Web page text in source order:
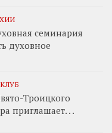
семинария
духовное
Троицкого
приглашает. . .